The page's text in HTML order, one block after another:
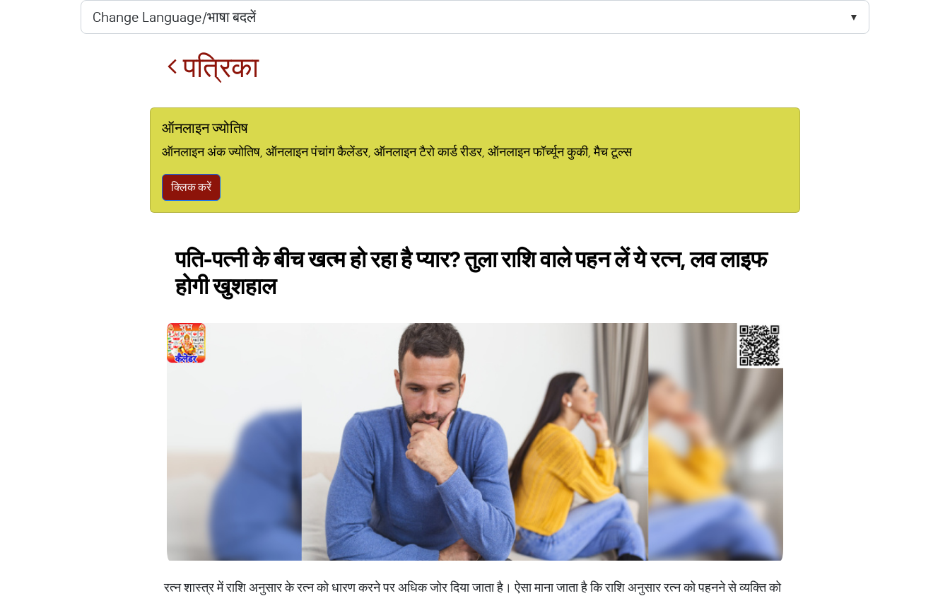
पत्रिका
ऑनलाइन ज्योतिष
ऑनलाइन अंक ज्योतिष, ऑनलाइन पंचांग कैलेंडर, ऑनलाइन टैरो कार्ड रीडर, ऑनलाइन फॉर्च्यून कुकी, मैच टूल्स
क्लिक करें
पति-पत्नी के बीच खत्म हो रहा है प्यार? तुला राशि वाले पहन लें ये रत्न, लव लाइफ
होगी खुशहाल
रत्न शास्त्र में राशि अनुसार के रत्न को धारण करने पर अधिक जोर दिया जाता है। ऐसा माना जाता है कि राशि अनुसार रत्न को पहनने से व्यक्ति को